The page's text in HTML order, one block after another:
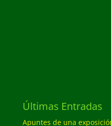
Últimas Entradas
Apuntes de una